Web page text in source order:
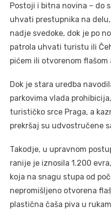
Postoji i bitna novina – do
uhvati prestupnika na
nadje svedoke, dok je po
patrola uhvati turistu ili
pićem ili otvorenom flašom
Dok je stara uredba
parkovima vlada
turističko srce Praga, a
prekršaj su udvostručene
Takodje, u upravnom
ranije je iznosila 1.200
koja na snagu stupa od
nepromišljeno otvorena
plastična čaša piva u